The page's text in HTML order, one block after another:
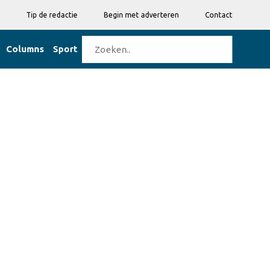
Tip de redactie Begin met adverteren Contact
Columns Sport